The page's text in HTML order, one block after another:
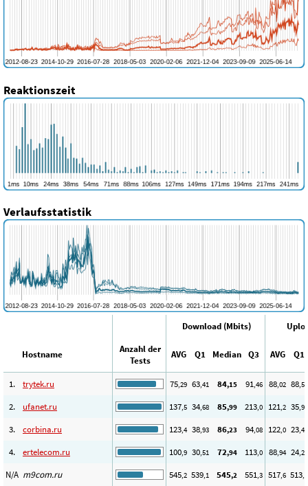
Reaktionszeit
Verlaufsstatistik
Download (Mbits)
Hostname
Anzahl der
Tests
AVG Q1 Median Q3 AVG Q1
1. trytek.ru 75,29 63,41 84,15 91,46 88,02 88,53
2. ufanet.ru 137,5 34,68 85,99 213,0 121,2 35,93
3. corbina.ru 123,4 38,93 86,23 94,08 122,0 23,44
4. ertelecom.ru 100,9 30,51 72,94 113,0 88,94 24,23
N/A m9com.ru 545,2 539,1 545,2 551,3 517,6 513,0